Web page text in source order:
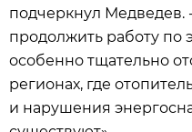
подчеркнул Медведев.
продолжить работу по
особенно тщательно
регионах, где
и нарушения